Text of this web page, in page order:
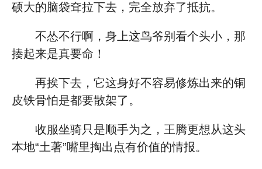
硕大的脑袋耷拉下去，完全放弃了抵抗。
不怂不行啊，身上这鸟爷别看个头小，那
揍起来是真要命！
再挨下去，它这身好不容易修炼出来的铜
皮铁骨怕是都要散架了。
收服坐骑只是顺手为之，王腾更想从这头
本地“土著”嘴里掏出点有价值的情报。